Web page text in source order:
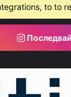
to to